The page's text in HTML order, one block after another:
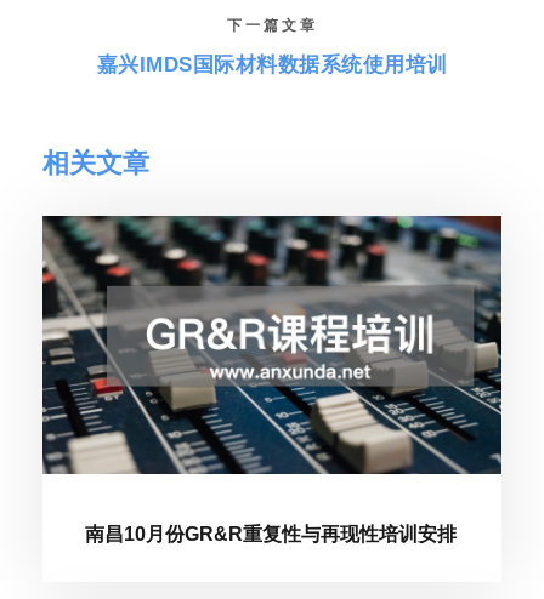
下一篇文章
嘉兴IMDS国际材料数据系统使用培训
相关文章
南昌10月份GR&R重复性与再现性培训安排